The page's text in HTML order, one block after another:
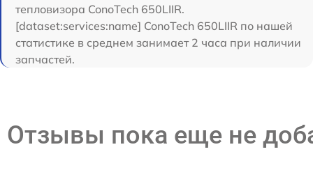
тепловизора ConoTech 650LIIR.
[dataset:services:name] ConoTech 650LIIR по нашей
статистике в среднем занимает 2 часа при наличии
запчастей.
Отзывы пока еще не